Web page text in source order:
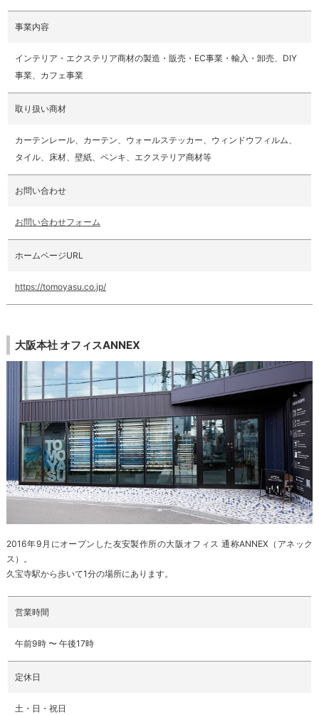
事業内容
インテリア・エクステリア商材の製造・販売・EC事業・輸入・卸売、DIY
事業、カフェ事業
取り扱い商材
カーテンレール、カーテン、ウォールステッカー、ウィンドウフィルム、
タイル、床材、壁紙、ペンキ、エクステリア商材等
お問い合わせ
お問い合わせフォーム
ホームページURL
https://tomoyasu.co.jp/
大阪本社 オフィスANNEX
2016年9月にオープンした友安製作所の大阪オフィス 通称ANNEX（アネック
ス）。
久宝寺駅から歩いて1分の場所にあります。
営業時間
午前9時 〜 午後17時
定休日
土・日・祝日